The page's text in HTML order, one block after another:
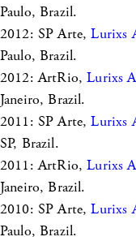
Paulo, Brazil.
2012: SP Arte,Lurixs
Paulo, Brazil.
2012: ArtRio,Lurixs
Janeiro, Brazil.
2011: SP Arte,Lurixs
SP, Brazil.
2011: ArtRio,Lurixs
Janeiro, Brazil.
2010: SP Arte,Lurixs
Paulo, Brazil.